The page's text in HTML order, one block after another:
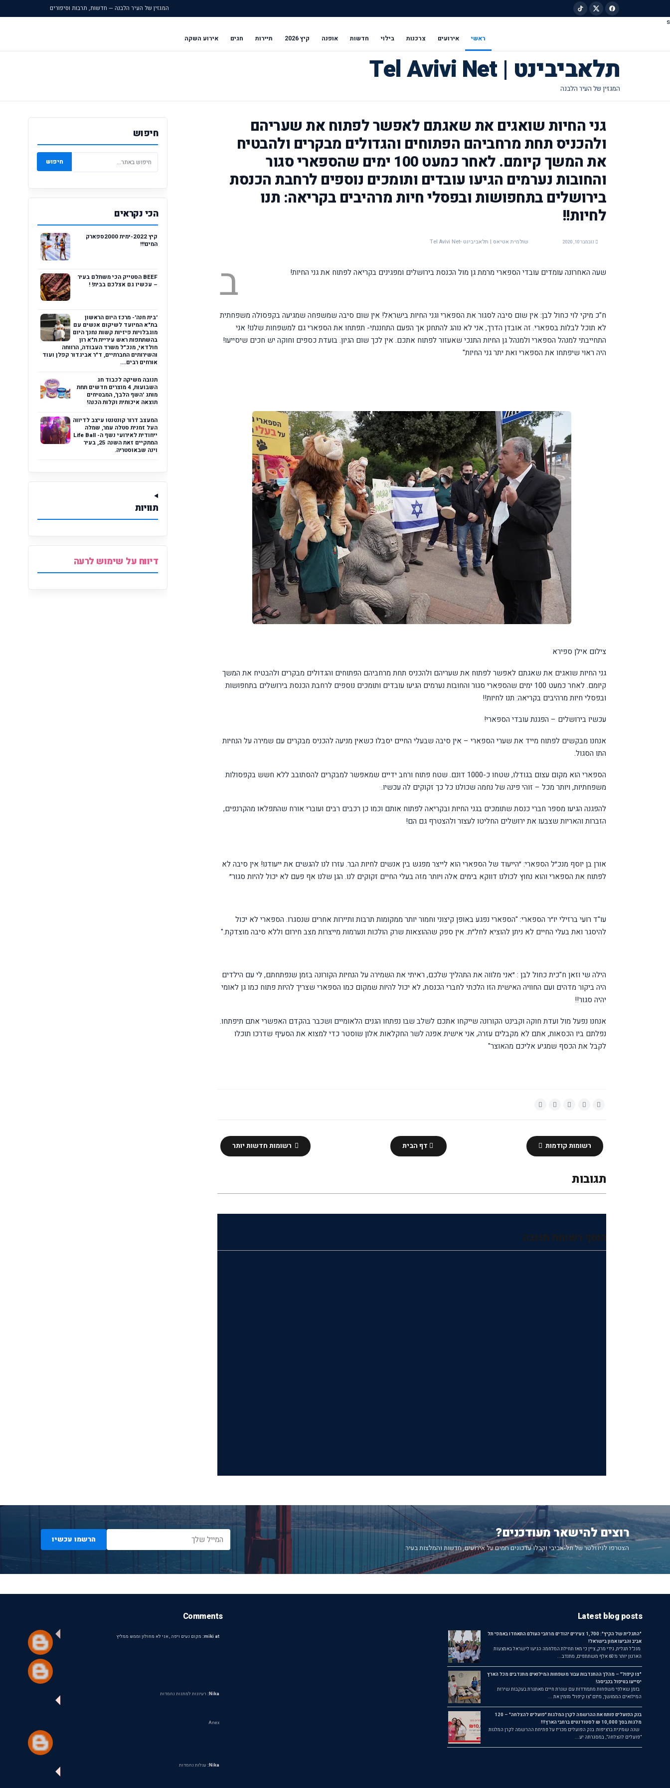
המגזין של העיר הלבנה — חדשות, תרבות וסיפורים
s
ראשי אירועים צרכנות בילוי חדשות אופנה קיץ 2026 תיירות חגים אירוע השקה
תלאביבינט | Tel Avivi Net
גני החיות שואגים את שאגתם לאפשר לפתוח את שעריהם
ולהכניס תחת מרחביהם הפתוחים והגדולים מבקרים ולהבטיח
את המשך קיומם. לאחר כמעט 100 ימים שהספארי סגור
והחובות נערמים הגיעו עובדים ותומכים נוספים לרחבת הכנסת
בירושלים בתחפושות ובפסלי חיות מרהיבים בקריאה: תנו
לחיות!!
נובמבר 10, 2020 שולמית אטיאס | תלאביבינט -Tel Avivi Net
ב שעה האחרונה עומדים עובדי הספארי מרמת גן מול הכנסת בירושלים ומפגינים בקריאה לפתוח את גני החיות!
ח"כ מיקי לוי כחול לבן: אין שום סיבה לסגור את הספארי וגני החיות בישראל! אין שום סיבה שמשפחה שמגיעה בקפסולה משפחתית
לא תוכל לבלות בספארי. זה אובדן הדרך, אני לא נוהג להתחנן אך הפעם התחננתי- תפתחו את הספארי גם למשפחות שלנו! אני
התחייבתי למנהל הספארי ולמנהל גן החיות התנכי שאעזור לפתוח אתכם. אין לכך שום הגיון. בועדת כספים וחוקה יש חכים שיסייעו!
היה ראוי שיפתחו את הספארי ואת יתר גני החיות"
צילום אילן ספירא
גני החיות שואגים את שאגתם לאפשר לפתוח את שעריהם ולהכניס תחת מרחביהם הפתוחים והגדולים מבקרים ולהבטיח את המשך
קיומם. לאחר כמעט 100 ימים שהספארי סגור והחובות נערמים הגיעו עובדים ותומכים נוספים לרחבת הכנסת בירושלים בתחפושות
ובפסלי חיות מרהיבים בקריאה: תנו לחיות!!
עכשיו בירושלים – הפגנת עובדי הספארי!
אנחנו מבקשים לפתוח מייד את שערי הספארי – אין סיבה שבעלי החיים יסבלו כשאין מניעה להכניס מבקרים עם שמירה על הנחיות
התו הסגול.
הספארי הוא מקום עצום בגודלו, שטחו כ-1000 דונם. שטח פתוח ורחב ידיים שמאפשר למבקרים להסתובב ללא חשש בקפסולות
משפחתיות, ויותר מכל – זוהי פינה של נחמה שכולנו כל כך זקוקים לה עכשיו.
להפגנה הגיעו מספר חברי כנסת שתומכים בגני החיות ובקריאה לפתוח אותם וכמו כן רכבים רבים ועוברי אורח שהתפלאו מהקרנפים,
הזברות והאריות שצבעו את ירושלים החליטו לעצור ולהצטרף גם הם!
אורן בן יוסף מנכ״ל הספארי: ״הייעוד של הספארי הוא לייצר מפגש בין אנשים לחיות הבר. עזרו לנו להגשים את ייעודנו! אין סיבה לא
לפתוח את הספארי והוא נחוץ לכולנו דווקא בימים אלה ויותר מזה בעלי החיים זקוקים לנו. הגן שלנו אף פעם לא יכול להיות סגור״
עו"ד רועי ברזילי יו״ר הספארי: "הספארי נפגע באופן קיצוני וחמור יותר ממקומות תרבות ותיירות אחרים שנסגרו. הספארי לא יכול
להיסגר ואת בעלי החיים לא ניתן להוציא לחל״ת. אין ספק שההוצאות שרק הולכות ונערמות מייצרות מצב חירום וללא סיבה מוצדקת."
הילה שי וזאן ח"כית כחול לבן : ״אני מלווה את התהליך שלכם, ראיתי את השמירה על הנחיות הקורונה בזמן שנפתחתם, לי עם הילדים
היה ביקור מדהים ועם החוויה האישית הזו הלכתי לחברי הכנסת, לא יכול להיות שמקום כמו הספארי שצריך להיות פתוח כמו גן לאומי
יהיה סגור!!
אנחנו נפעל מול ועדת חוקה וקבינט הקורונה שייקחו אתכם לשלב שבו נפתחו הגנים הלאומיים ושכבר בהקדם האפשרי אתם תיפתחו.
נפלתם ביו הכסאות, אתם לא מקבלים עזרה, אני אישית אפנה לשר החקלאות אלון שוסטר כדי למצוא את הסעיף שדרכו תוכלו
לקבל את הכסף שמגיע אליכם מהאוצר"
רשומות חדשות יותר רשומות קודמות דף הבית
תגובות
הוסף רשומת תגובה
חיפוש
חיפוש
הכי נקראים
קיץ 2022-ימית 2000ספארק
המים!!!
BEEF הסטייק הכי משתלם בעיר
– עכשיו גם אצלכם בבית! !
'בית חנה'- מרכז היום הראשון
בת"א המיועד לשיקום אנשים עם
מוגבלויות פיזיות קשות נחנך היום
בהשתתפות ראש עיריית ת"א רון
חולדאי, מנכ"ל משרד העבודה, הרווחה
והשירותים החברתיים, ד"ר אביגדור קפלן ועוד
אורחים רבים....
תנובה משיקה לכבוד חג
השבועות, 4 מוצרים חדשים תחת
מותג 'השף הלבן', המבטיחים
תוצאה איכותית וקלות הכנה!
המעצב דרור קונטנטו עיצב לדיווה
העל זמנית סטלה עמר, שמלה
ייחודית לאירועי נשף ה- Life Ball
המתקיים זאת השנה 25, בעיר
וינה שבאוסטריה.
תוויות
דיווח על שימוש לרעה
רוצים להישאר מעודכנים?
הצטרפו לניוזלטר של תל-אביבי וקבלו עדכונים חמים על אירועים, חדשות והמלצות בעיר.
הרשמו עכשיו
Latest blog posts
"התגלית של הקיץ": 1,700 צעירים יהודים מרחבי העולם התאחדו באמפי תל
אביב והביעו אמון בישראל!
מנכ"ל תגלית, גידי מרק, ציין כי מאז תחילת המלחמה הגיעו לישראל באמצעות
הארגון יותר מ־60 אלף משתתפים, מתנדב...
"צו קיפול" – מהלך ההתנדבות עבור משפחות המילואים מתנדבים מכל הארץ
יסייעו בטיפול בכביסה!
בזמן שאלפי משפחות מתמודדות עם שגרת חיים מאתגרת בעקבות שירות
המילואים הממושך, מיזם "צו קיפול" מזמין את ...
בנק הפועלים פותח את ההרשמה לקרן המלגות "פועלים להצלחה" – 120
מלגות בסך 10,000 ₪ לסטודנטים ברחבי הארץ!!!
שנה שמינית ברציפות: בנק הפועלים מכריז על פתיחת ההרשמה לקרן המלגות
"פועלים להצלחה", במסגרתה יע...
Comments
miki at: מקום נעים ויפה , אני לא מחולון וממש ממליץ
Nika: רעיונות למתנות נחמדות
Anex
Nika: עגלות נחמדות